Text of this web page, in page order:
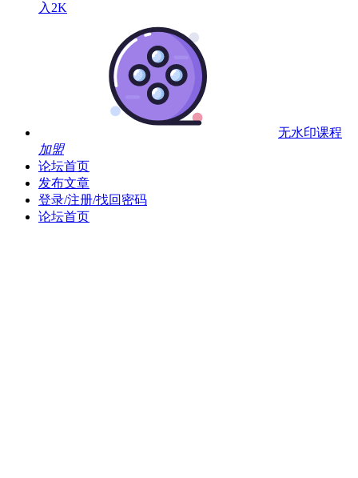
入2K
无水印课程
加盟
论坛首页
发布文章
登录/注册/找回密码
论坛首页